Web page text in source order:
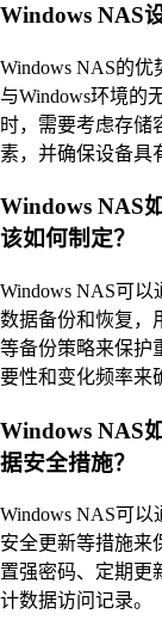
Windows NAS
Windows NAS的
与Windows环境的
时，需要考虑存储
素，并确保设备具
Windows NAS
该如何制定？
Windows NAS可
数据备份和恢复，
等备份策略来保护
要性和变化频率来
Windows NAS
据安全措施？
Windows NAS可
安全更新等措施来
置强密码、定期更
计数据访问记录。